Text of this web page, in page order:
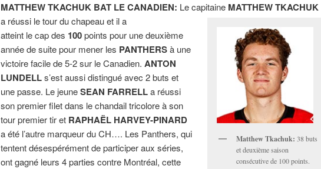
MATTHEW TKACHUK BAT LE CANADIEN: Le capitaine MATTHEW TKACHUK
a réussi le tour du chapeau et il a
Matthew Tkachuk: 38 buts
et deuxième saison
consécutive de 100 points.
atteint le cap des 100points pour une deuxième
année de suite pour mener les PANTHERSà une
victoire facile de 5-2 sur le Canadien. ANTON
LUNDELLs’est aussi distingué avec 2 buts et
une passe. Le jeuneSEAN FARRELLa réussi
son premier filet dans le chandail tricolore à son
tour premier tir et RAPHAËL HARVEY-PINARD
a été l’autre marqueur du CH…. Les Panthers, qui
tentent désespérément de participer aux séries,
ont gagné leurs 4 parties contre Montréal, cette